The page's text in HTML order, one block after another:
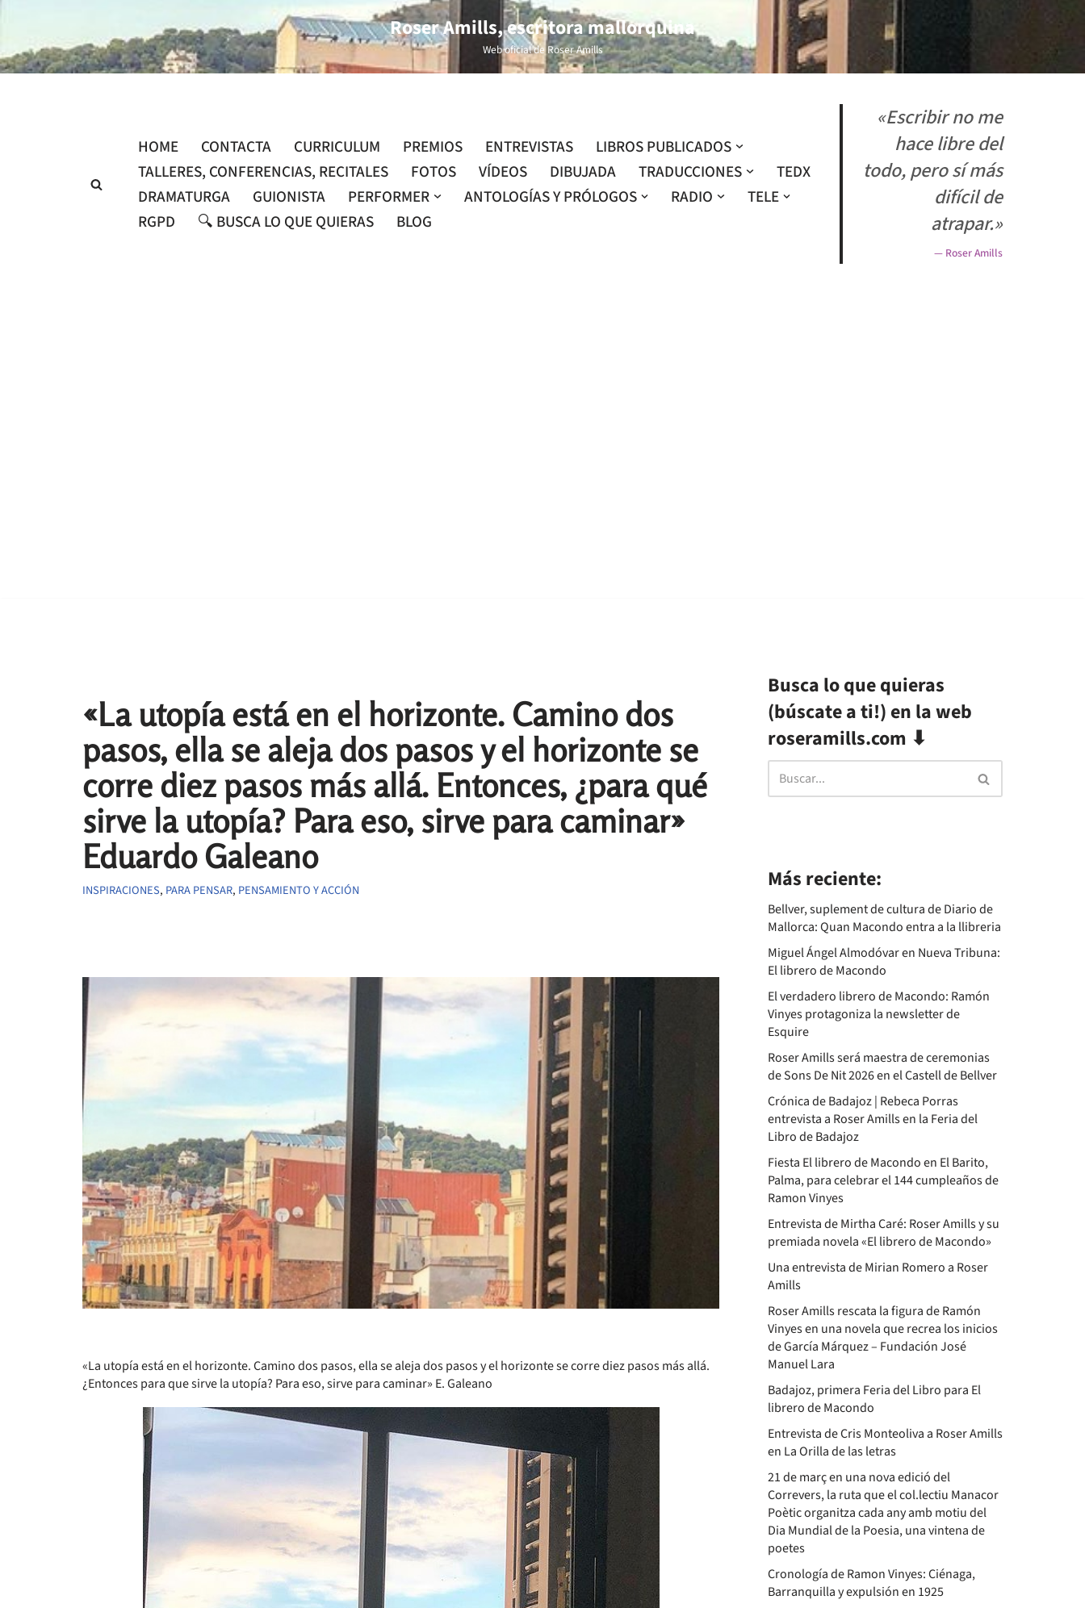
Saltar
al
contenido
Roser Amills, escritora mallorquina
Web oficial de Roser Amills
HOME CONTACTA CURRICULUM PREMIOS ENTREVISTAS
LIBROS PUBLICADOS
TALLERES, CONFERENCIAS, RECITALES
FOTOS VÍDEOS DIBUJADA TRADUCCIONES
TEDX
DRAMATURGA
GUIONISTA PERFORMER ANTOLOGÍAS Y PRÓLOGOS RADIO
TELE
RGPD
🔍 BUSCA LO QUE QUIERAS BLOG
«Escribir no me
hace libre del
todo, pero sí más
difícil de
atrapar.»
— Roser Amills
«La utopía está en el horizonte. Camino dos
pasos, ella se aleja dos pasos y el horizonte se
corre diez pasos más allá. Entonces, ¿para qué
sirve la utopía? Para eso, sirve para caminar»
Eduardo Galeano
INSPIRACIONES, PARA PENSAR, PENSAMIENTO Y ACCIÓN
«La utopía está en el horizonte. Camino dos pasos, ella se aleja dos pasos y el horizonte se corre diez pasos más allá.
¿Entonces para que sirve la utopía? Para eso, sirve para caminar» E. Galeano
Busca lo que quieras
(búscate a ti!) en la web
roseramills.com ⬇
Más reciente:
Bellver, suplement de cultura de Diario de
Mallorca: Quan Macondo entra a la llibreria
Miguel Ángel Almodóvar en Nueva Tribuna:
El librero de Macondo
El verdadero librero de Macondo: Ramón
Vinyes protagoniza la newsletter de
Esquire
Roser Amills será maestra de ceremonias
de Sons De Nit 2026 en el Castell de Bellver
Crónica de Badajoz | Rebeca Porras
entrevista a Roser Amills en la Feria del
Libro de Badajoz
Fiesta El librero de Macondo en El Barito,
Palma, para celebrar el 144 cumpleaños de
Ramon Vinyes
Entrevista de Mirtha Caré: Roser Amills y su
premiada novela «El librero de Macondo»
Una entrevista de Mirian Romero a Roser
Amills
Roser Amills rescata la figura de Ramón
Vinyes en una novela que recrea los inicios
de García Márquez – Fundación José
Manuel Lara
Badajoz, primera Feria del Libro para El
librero de Macondo
Entrevista de Cris Monteoliva a Roser Amills
en La Orilla de las letras
21 de març en una nova edició del
Correvers, la ruta que el col.lectiu Manacor
Poètic organitza cada any amb motiu del
Dia Mundial de la Poesia, una vintena de
poetes
Cronología de Ramon Vinyes: Ciénaga,
Barranquilla y expulsión en 1925